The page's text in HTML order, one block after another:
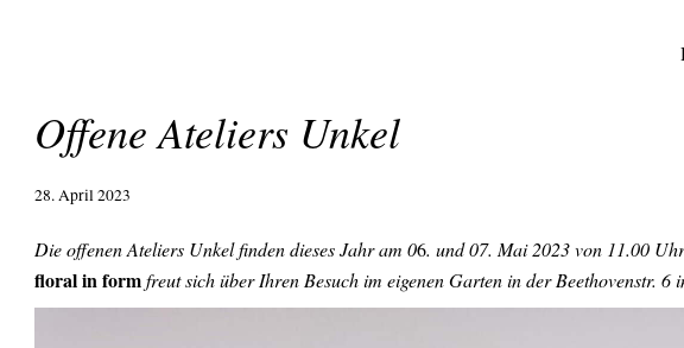
Offene Ateliers Unkel
28. April 2023
Die offenen Ateliers Unkel finden dieses Jahr am 06. und 07. Mai 2023 von 11.00
floral in formfreut sich über Ihren Besuch im eigenen Garten in der Beethovenstr. 6